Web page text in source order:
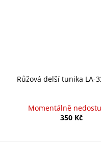
Růžová delší tunika LA-
Momentálně
350 Kč